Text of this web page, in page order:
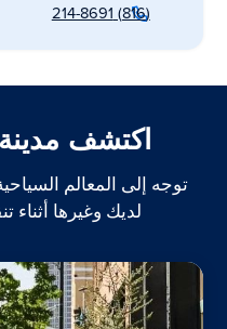
(816) 214-8691
اكتشف
توجه إلى المعالم
لديك وغيرها أثناء